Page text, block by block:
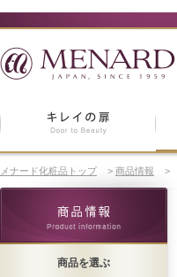
メナード化粧品トップ > 商品情報 >
商品を選ぶ